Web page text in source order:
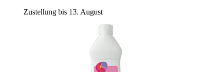
Zustellung bis 13. August